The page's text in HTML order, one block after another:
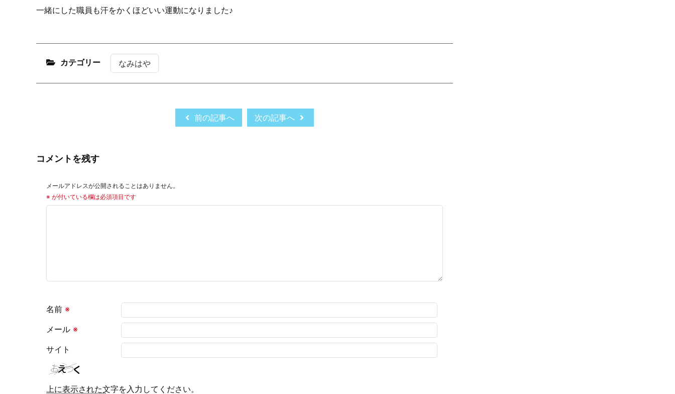
一緒にした職員も汗をかくほどいい運動になりました♪
カテゴリー なみはや
前の記事へ 次の記事へ
コメントを残す
メールアドレスが公開されることはありません。
※ が付いている欄は必須項目です
名前 ※
メール ※
サイト
上に表示された文字を入力してください。